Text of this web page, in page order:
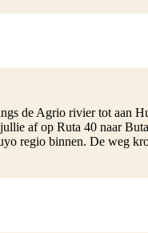
de Agrio rivier tot aan
af op Ruta 40 naar
regio binnen. De weg